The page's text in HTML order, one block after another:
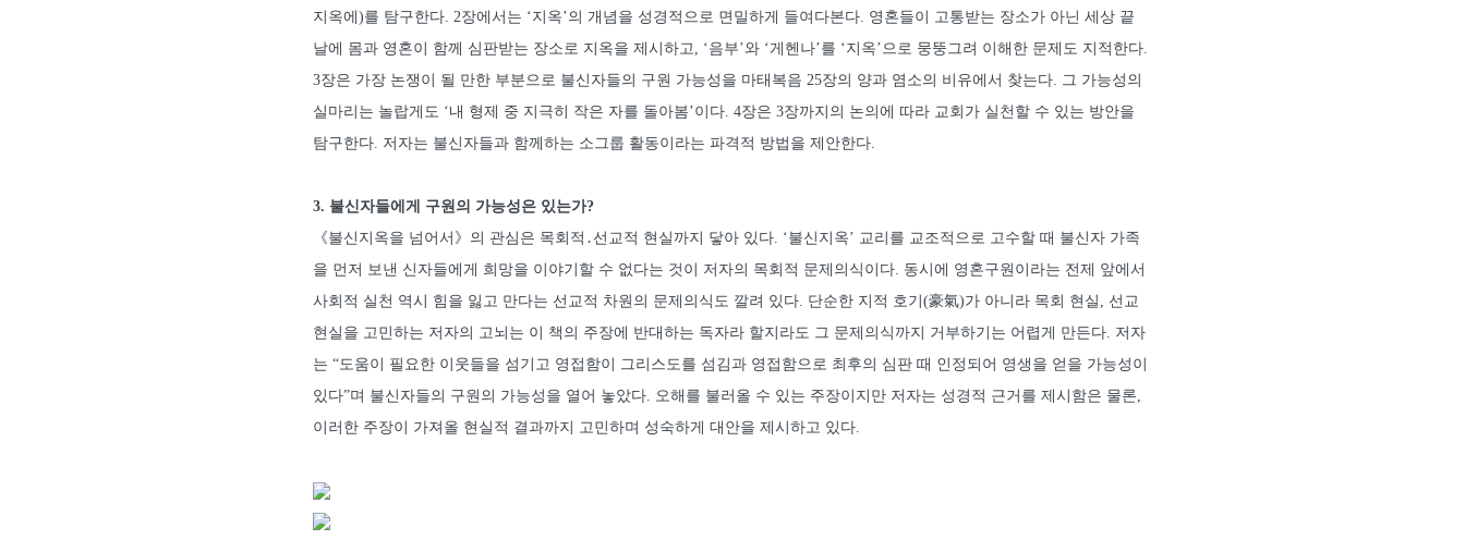
지옥에)를 탐구한다. 2장에서는 ‘지옥’의 개념을 성경적으로 면밀하게 들여다본다. 영혼들이 고통받는 장소가 아닌 세상 끝
날에 몸과 영혼이 함께 심판받는 장소로 지옥을 제시하고, ‘음부’와 ‘게헨나’를 ‘지옥’으로 뭉뚱그려 이해한 문제도 지적한다.
3장은 가장 논쟁이 될 만한 부분으로 불신자들의 구원 가능성을 마태복음 25장의 양과 염소의 비유에서 찾는다. 그 가능성의
실마리는 놀랍게도 ‘내 형제 중 지극히 작은 자를 돌아봄’이다. 4장은 3장까지의 논의에 따라 교회가 실천할 수 있는 방안을
탐구한다. 저자는 불신자들과 함께하는 소그룹 활동이라는 파격적 방법을 제안한다.
3. 불신자들에게 구원의 가능성은 있는가?
《불신지옥을 넘어서》의 관심은 목회적․선교적 현실까지 닿아 있다. ‘불신지옥’ 교리를 교조적으로 고수할 때 불신자 가족
을 먼저 보낸 신자들에게 희망을 이야기할 수 없다는 것이 저자의 목회적 문제의식이다. 동시에 영혼구원이라는 전제 앞에서
사회적 실천 역시 힘을 잃고 만다는 선교적 차원의 문제의식도 깔려 있다. 단순한 지적 호기(豪氣)가 아니라 목회 현실, 선교
현실을 고민하는 저자의 고뇌는 이 책의 주장에 반대하는 독자라 할지라도 그 문제의식까지 거부하기는 어렵게 만든다. 저자
는 “도움이 필요한 이웃들을 섬기고 영접함이 그리스도를 섬김과 영접함으로 최후의 심판 때 인정되어 영생을 얻을 가능성이
있다”며 불신자들의 구원의 가능성을 열어 놓았다. 오해를 불러올 수 있는 주장이지만 저자는 성경적 근거를 제시함은 물론,
이러한 주장이 가져올 현실적 결과까지 고민하며 성숙하게 대안을 제시하고 있다.